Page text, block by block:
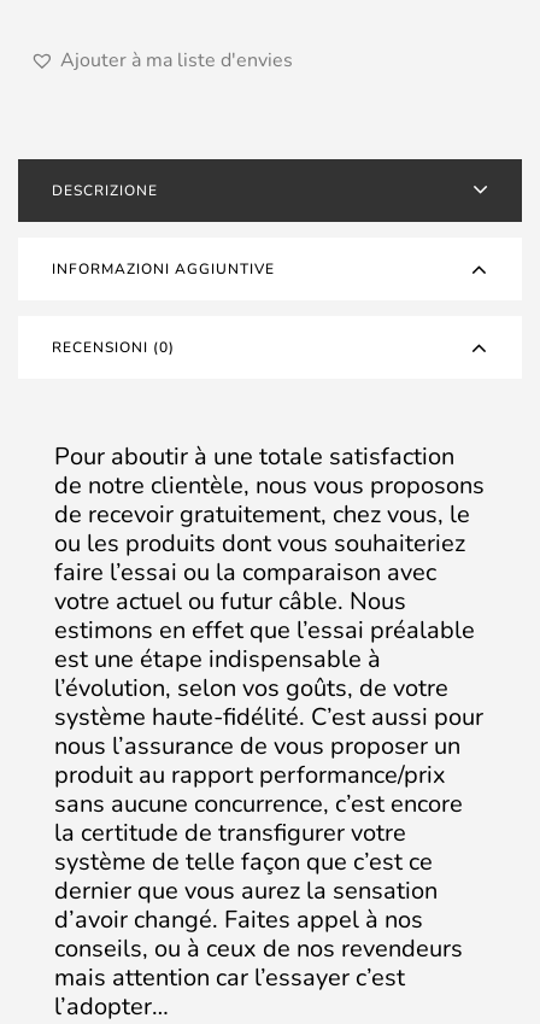
quantità
Ajouter à ma liste d'envies
DESCRIZIONE
INFORMAZIONI AGGIUNTIVE
RECENSIONI (0)
Pour aboutir à une totale satisfaction
de notre clientèle, nous vous proposons
de recevoir gratuitement, chez vous, le
ou les produits dont vous souhaiteriez
faire l’essai ou la comparaison avec
votre actuel ou futur câble. Nous
estimons en effet que l’essai préalable
est une étape indispensable à
l’évolution, selon vos goûts, de votre
système haute-fidélité. C’est aussi pour
nous l’assurance de vous proposer un
produit au rapport performance/prix
sans aucune concurrence, c’est encore
la certitude de transfigurer votre
système de telle façon que c’est ce
dernier que vous aurez la sensation
d’avoir changé. Faites appel à nos
conseils, ou à ceux de nos revendeurs
mais attention car l’essayer c’est
l’adopter…